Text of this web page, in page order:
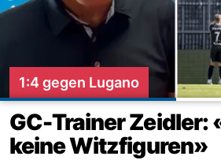
1:4 gegen Lugano
GC-Trainer Zeidler:
keine Witzfiguren»